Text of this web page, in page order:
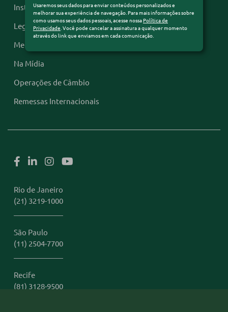
Institucional
Legislação
Mercado Financeiro
Na Mídia
Operações de Câmbio
Remessas Internacionais
Rio de Janeiro
(21) 3219-1000
São Paulo
(11) 2504-7700
Recife
(81) 3128-9500
Usaremos seus dados para enviar conteúdos personalizados e
melhorar sua experiência de navegação. Para mais informações sobre
como usamos seus dados pessoais, acesse nossaPolítica de
Privacidade . Você pode cancelar a assinatura a qualquer momento
através do link que enviamos em cada comunicação.